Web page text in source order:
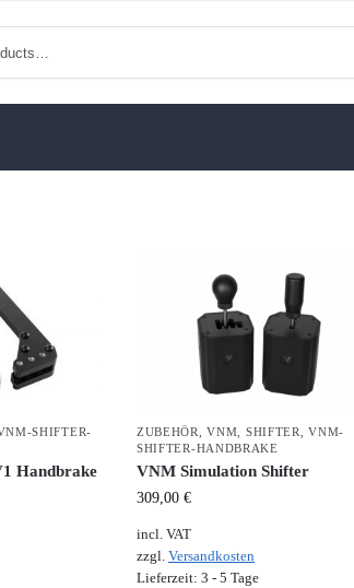
SHIFTER-
Handbrake
ZUBEHÖR,VNM, SHIFTER,VNM-
SHIFTER-HANDBRAKE
VNM Simulation Shifter
309,00 €
incl. VAT
zzgl. Versandkosten
Lieferzeit: 3 - 5 Tage